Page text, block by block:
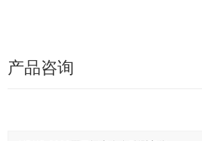
产品咨询